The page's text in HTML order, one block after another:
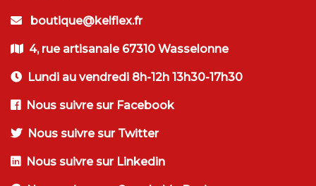
boutique@kelflex.fr
4, rue artisanale 67310 Wasselonne
Lundi au vendredi 8h-12h 13h30-17h30
Nous suivre sur Facebook
Nous suivre sur Twitter
Nous suivre sur Linkedin